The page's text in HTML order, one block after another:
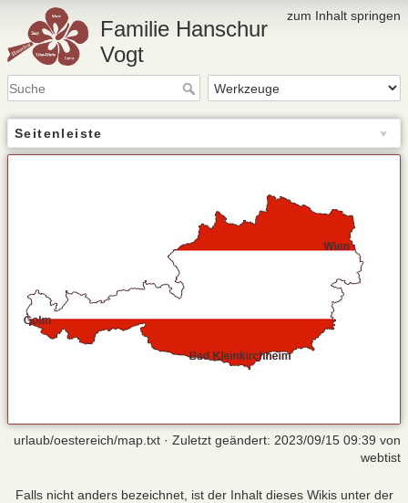
zum Inhalt springen
Familie Hanschur
Vogt
Seitenleiste
urlaub/oestereich/map.txt · Zuletzt geändert: 2023/09/15 09:39 von
webtist
Falls nicht anders bezeichnet, ist der Inhalt dieses Wikis unter der